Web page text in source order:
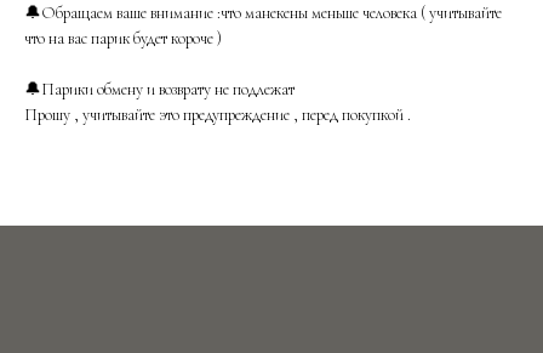
🔔Обращаем ваше внимание :что манекены меньше человека ( учитывайте
что на вас парик будет короче )
🔔Парики обмену и возврату не подлежат
Прошу , учитывайте это предупреждение , перед покупкой .